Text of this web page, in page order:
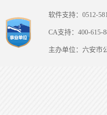
软件支持：0512-
CA支持：400-615-
主办单位：六安市